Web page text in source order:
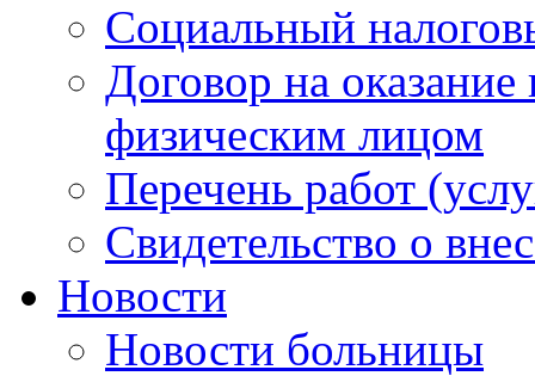
Социальный
Договор на
физическим лицом
Перечень работ
Свидетельство о
Новости
Новости больницы